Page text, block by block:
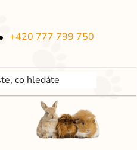
+420 777 799 750